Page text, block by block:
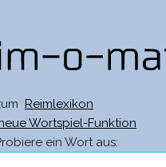
Reimlexikon
Wortspiel-Funktion
ein Wort aus: